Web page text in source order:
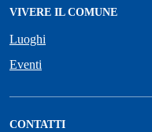
VIVERE IL COMUNE
Luoghi
Eventi
CONTATTI